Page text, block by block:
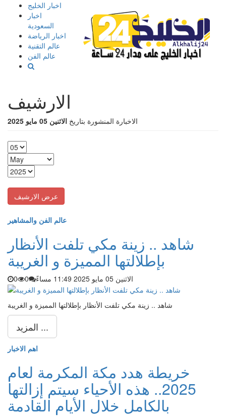
إذهب
المحتوى
اخبار الخليج
اخبار
السعودية
اخبار الرياضة
عالم التقنية
عالم الفن
الارشيف
الاخبارة المنشورة بتاريخ الاثنين 05 مايو 2025
عالم الفن والمشاهير
شاهد .. زينة مكي تلفت الأنظار
بإطلالتها المميزة و الغريبة
الاثنين 05 مايو 2025 11:49 مساءً 0
0
شاهد .. زينة مكي تلفت الأنظار بإطلالتها المميزة و الغريبة
المزيد ...
اهم الاخبار
خريطة هدد مكة المكرمة لعام
2025.. هذه الأحياء سيتم إزالتها
بالكامل خلال الأيام القادمة